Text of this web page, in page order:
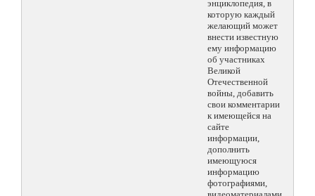
энциклопедия, в
которую каждый
желающий может
внести известную
ему информацию
об участниках
Великой
Отечественной
войны, добавить
свои комментарии
к имеющейся на
сайте
информации,
дополнить
имеющуюся
информацию
фотографиями,